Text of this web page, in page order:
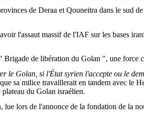
de Deraa et Qouneitra dans le sud
l'assaut massif de l'IAF sur les bases
Brigade de libération du Golan ", une force
le Golan, si l'État syrien l'accepte ou le
sa milice travaillerait en tandem avec le
plateau du Golan israélien.
lors de l'annonce de la fondation de la